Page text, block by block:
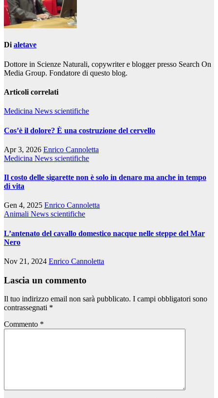
Dialetave
Dottore in Scienze Naturali, copywriter e blogger presso Search On
Media Group. Fondatore di questo blog.
Articoli correlati
Medicina News scientifiche
Cos’è il dolore? È una costruzione del cervello
Apr 3, 2026 Enrico Cannoletta
Medicina News scientifiche
Il costo delle sigarette non è solo in denaro ma anche in tempo
di vita
Gen 4, 2025 Enrico Cannoletta
Animali News scientifiche
L’antenato del cavallo domestico nacque nelle steppe del Mar
Nero
Nov 21, 2024 Enrico Cannoletta
Lascia un commento
Il tuo indirizzo email non sarà pubblicato. I campi obbligatori sono
contrassegnati *
Commento *